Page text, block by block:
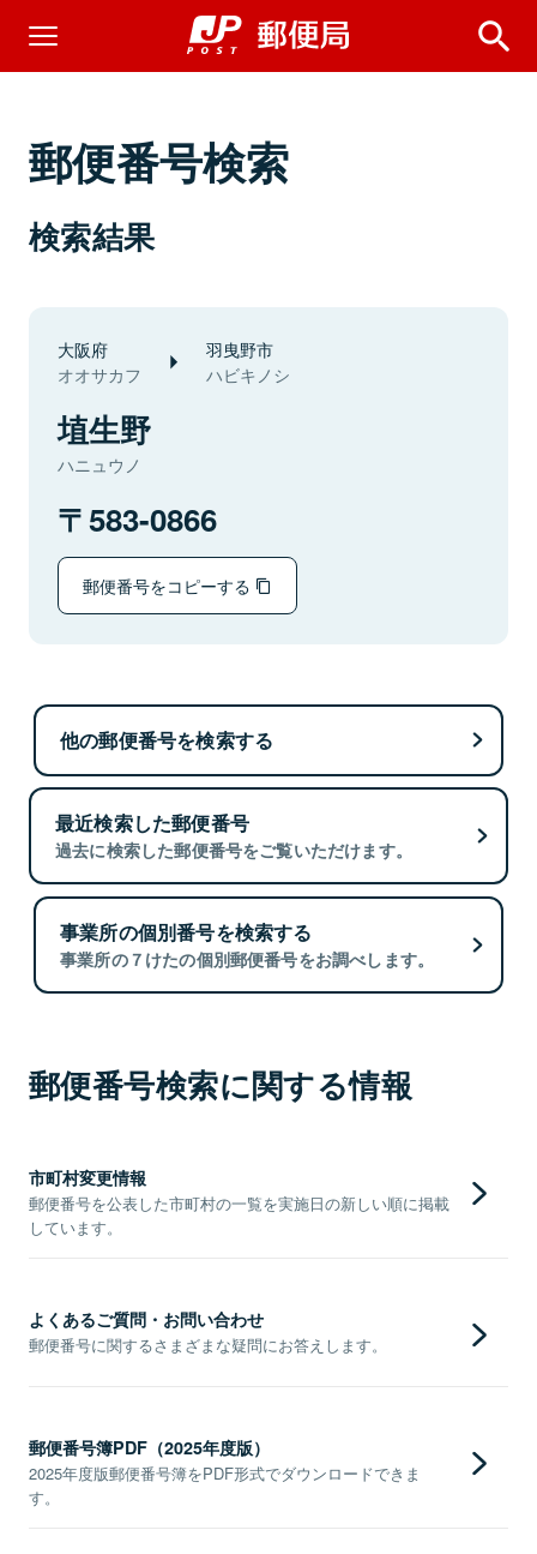
郵便番号検索
検索結果
大阪府
オオサカフ
羽曳野市
ハビキノシ
埴生野
ハニュウノ
583-0866
郵便番号をコピーする
他の郵便番号を検索する
最近検索した郵便番号
過去に検索した郵便番号をご覧いただけます。
事業所の個別番号を検索する
事業所の７けたの個別郵便番号をお調べします。
郵便番号検索に関する情報
市町村変更情報
郵便番号を公表した市町村の一覧を実施日の新しい順に掲載
しています。
よくあるご質問・お問い合わせ
郵便番号に関するさまざまな疑問にお答えします。
郵便番号簿PDF（2025年度版）
2025年度版郵便番号簿をPDF形式でダウンロードできま
す。